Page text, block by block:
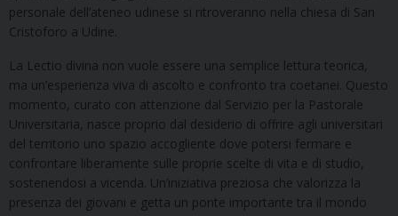
personale dell’ateneo udinese si ritroveranno nella chiesa di San
Cristoforo a Udine.
La Lectio divina non vuole essere una semplice lettura teorica,
ma un’esperienza viva di ascolto e confronto tra coetanei. Questo
momento, curato con attenzione dal Servizio per la Pastorale
Universitaria, nasce proprio dal desiderio di offrire agli universitari
del territorio uno spazio accogliente dove potersi fermare e
confrontare liberamente sulle proprie scelte di vita e di studio,
sostenendosi a vicenda. Un’iniziativa preziosa che valorizza la
presenza dei giovani e getta un ponte importante tra il mondo